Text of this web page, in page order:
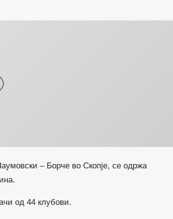
– Борче во Скопје, се одржа
од 44 клубови.